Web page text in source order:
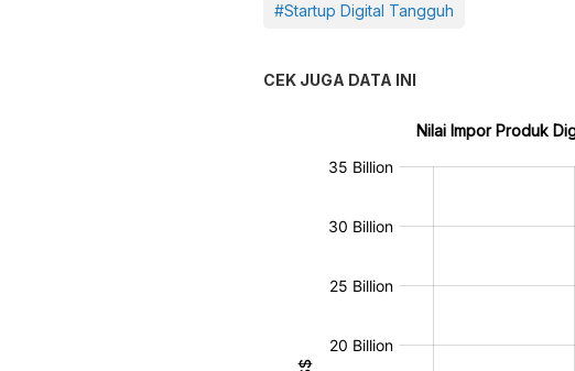
#Startup Digital Tangguh
CEK JUGA DATA INI